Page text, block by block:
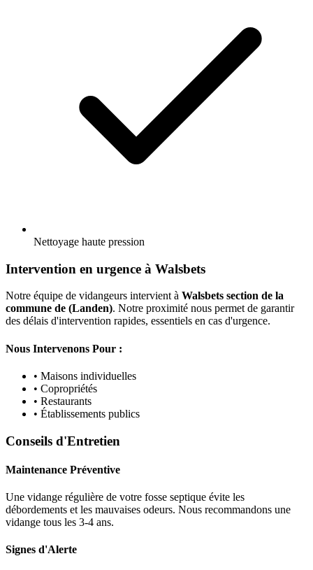
Nettoyage haute pression
Intervention en urgence à Walsbets
Notre équipe de vidangeurs intervient à Walsbets section de la
commune de (Landen). Notre proximité nous permet de garantir
des délais d'intervention rapides, essentiels en cas d'urgence.
Nous Intervenons Pour :
• Maisons individuelles
• Copropriétés
• Restaurants
• Établissements publics
Conseils d'Entretien
Maintenance Préventive
Une vidange régulière de votre fosse septique évite les
débordements et les mauvaises odeurs. Nous recommandons une
vidange tous les 3-4 ans.
Signes d'Alerte